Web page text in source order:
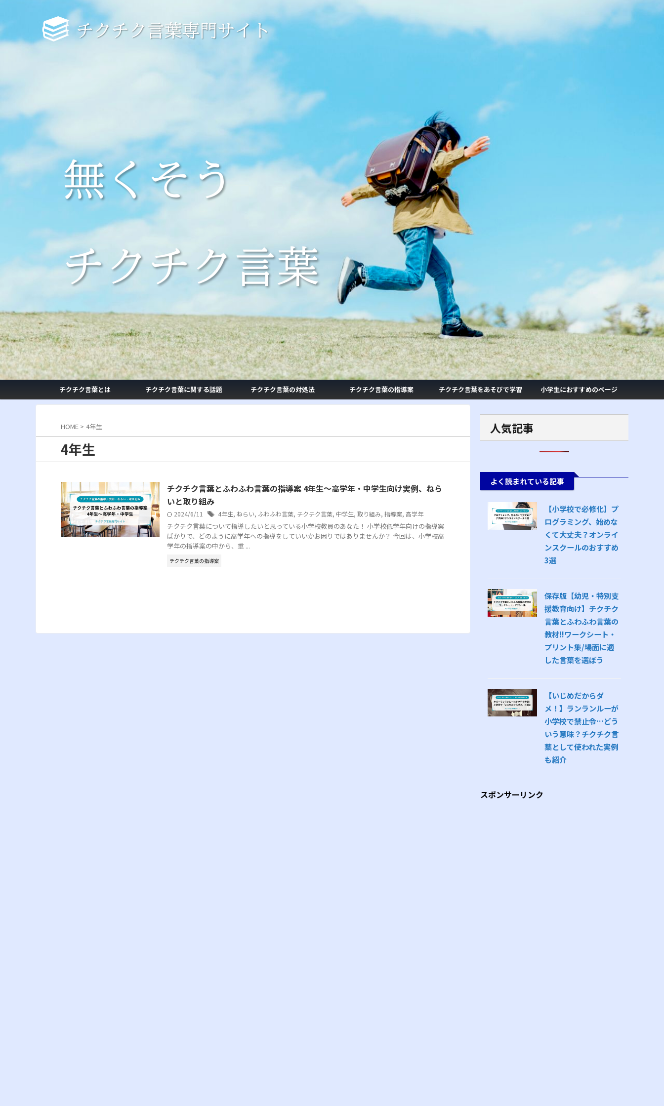
チクチク言葉とは チクチク言葉に関する話題 チクチク言葉の対処法 チクチク言葉の指導案 チクチク言葉をあそびで学習 小学生におすすめのページ
HOME > 4年生
4年生
チクチク言葉とふわふわ言葉の指導案 4年生～高学年・中学生向け実例、ねら
いと取り組み
2024/6/11 4年生, ねらい, ふわふわ言葉, チクチク言葉, 中学生, 取り組み, 指導案, 高学年
チクチク言葉について指導したいと思っている小学校教員のあなた！ 小学校低学年向けの指導案
ばかりで、どのように高学年への指導をしていいかお困りではありませんか？ 今回は、小学校高
学年の指導案の中から、重 ...
チクチク言葉の指導案
人気記事
よく読まれている記事
【小学校で必修化】プ
ログラミング、始めな
くて大丈夫？オンライ
ンスクールのおすすめ
3選
保存版【幼児・特別支
援教育向け】チクチク
言葉とふわふわ言葉の
教材!!ワークシート・
プリント集/場面に適
した言葉を選ぼう
【いじめだからダ
メ！】ランランルーが
小学校で禁止令…どう
いう意味？チクチク言
葉として使われた実例
も紹介
スポンサーリンク